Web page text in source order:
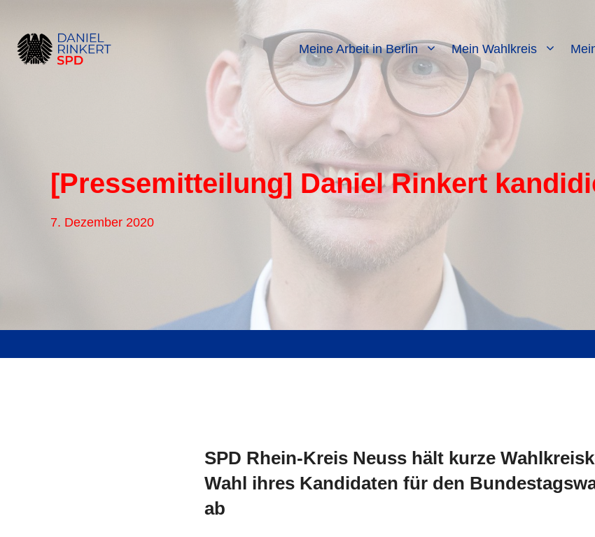
springen
Meine Arbeit in Berlin Mein Wahlkreis
[Pressemitteilung] Daniel Rinkert
7. Dezember 2020
SPD Rhein-Kreis Neuss hält kurze
Wahl ihres Kandidaten für den
ab